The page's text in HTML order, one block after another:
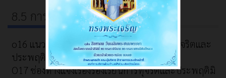
8.5 การส่งเสริมความโปร่งใส
o16 แนวปฏิบัติการจัดการเรื่องร้องเรียนการทุจริตและ
ประพฤติมิชอบ
O17 ช่องทางแจ้งเรื่องร้องเรียนการทุจริตและประพฤติมิ